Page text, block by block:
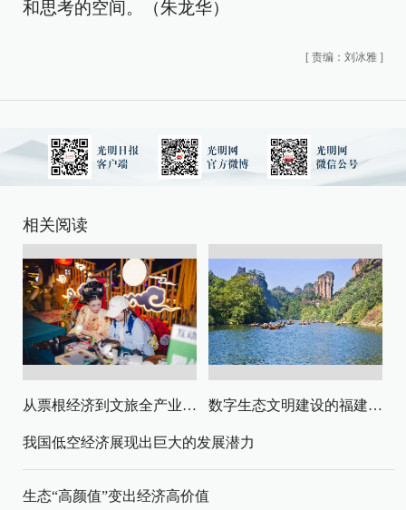
和思考的空间。（朱龙华）
[ 责编：刘冰雅 ]
相关阅读
从票根经济到文旅全产业链升级 数字生态文明建设的福建路径与启示
我国低空经济展现出巨大的发展潜力
生态“高颜值”变出经济高价值